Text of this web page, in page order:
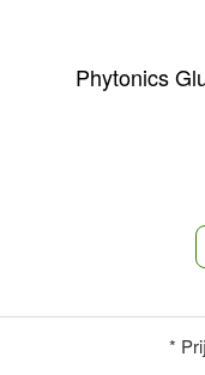
Phytonics
*